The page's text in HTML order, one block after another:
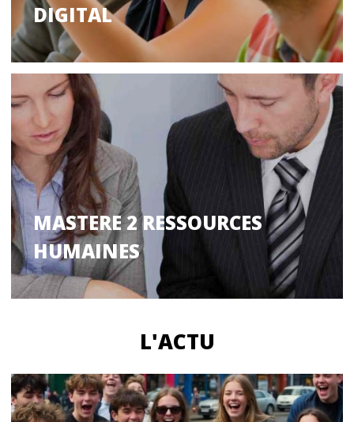
DIGITAL
MASTERE 2 RESSOURCES
HUMAINES
L'ACTU